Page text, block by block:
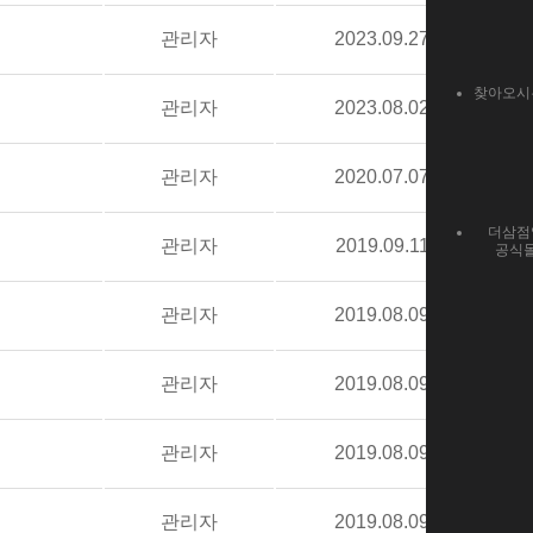
찾아오
더삼
공식
관리자 2023.09.27
관리자 2023.08.02
관리자 2020.07.07
관리자 2019.09.11
관리자 2019.08.09
관리자 2019.08.09
관리자 2019.08.09
관리자 2019.08.09